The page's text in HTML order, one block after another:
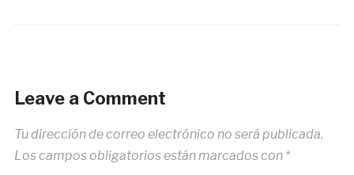
Leave a Comment
Tu dirección de correo electrónico no será publicada.
Los campos obligatorios están marcados con *